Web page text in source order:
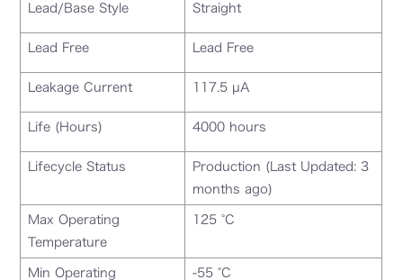
Lead/Base Style Straight
Lead Free Lead Free
Leakage Current 117.5 µA
Life (Hours) 4000 hours
Lifecycle Status
Production (Last Updated: 3
months ago)
Max Operating
Temperature
125 °C
Min Operating
-55 °C